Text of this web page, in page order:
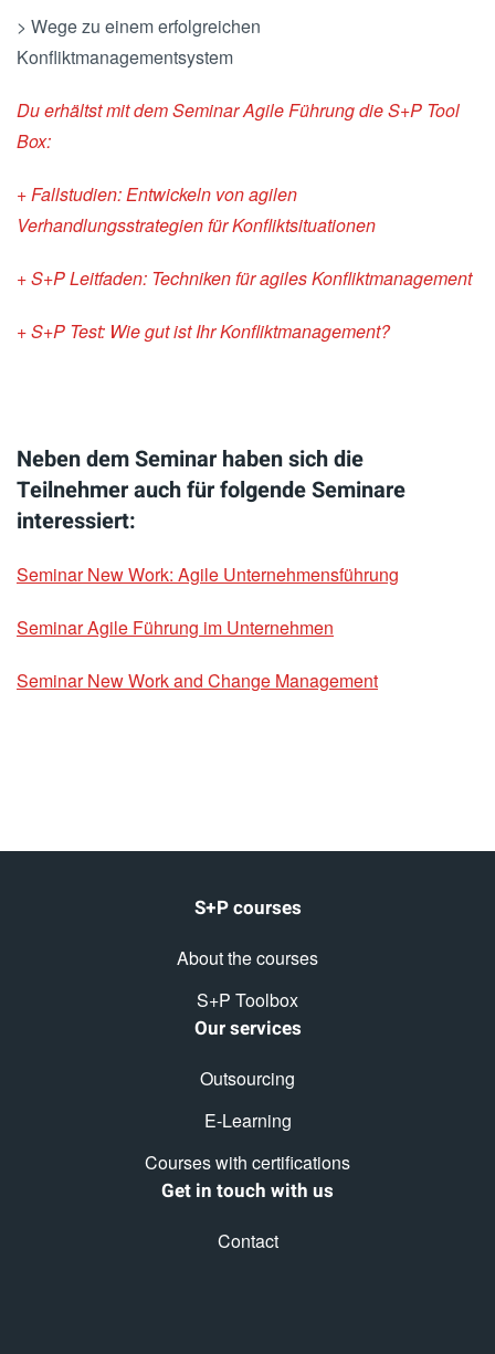
> Wege zu einem erfolgreichen
Konfliktmanagementsystem
Du erhältst mit dem Seminar Agile Führung die S+P Tool
Box:
+ Fallstudien: Entwickeln von agilen
Verhandlungsstrategien für Konfliktsituationen
+ S+P Leitfaden: Techniken für agiles Konfliktmanagement
+ S+P Test: Wie gut ist Ihr Konfliktmanagement?
Neben dem Seminar haben sich die
Teilnehmer auch für folgende Seminare
interessiert:
Seminar New Work: Agile Unternehmensführung
Seminar Agile Führung im Unternehmen
Seminar New Work and Change Management
S+P courses
About the courses
S+P Toolbox
Our services
Outsourcing
E-Learning
Courses with certifications
Get in touch with us
Contact